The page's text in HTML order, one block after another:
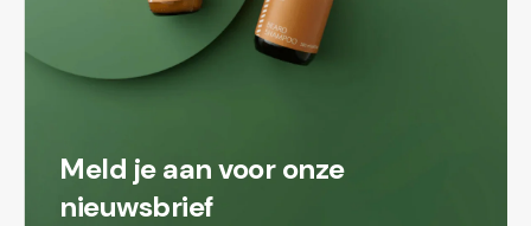
Meld je aan voor onze
nieuwsbrief